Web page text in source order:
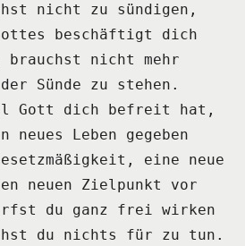
nicht zu sündigen,
beschäftigt dich
brauchst nicht mehr
Sünde zu stehen.
Gott dich befreit hat,
Leben gegeben
eine neue
neuen Zielpunkt vor
du ganz frei wirken
du nichts für zu tun.